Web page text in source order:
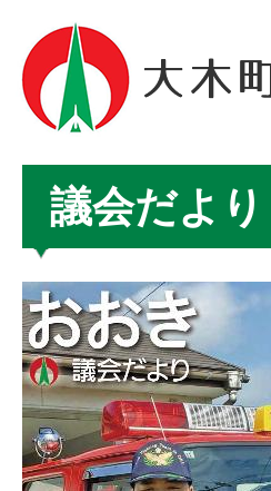
議会だよ